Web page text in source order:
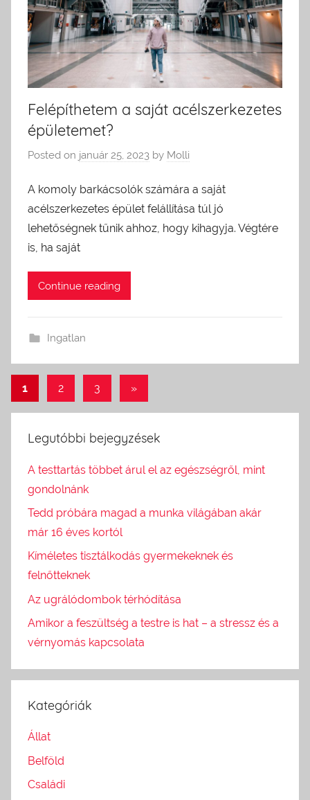
Felépíthetem a saját acélszerkezetes
épületemet?
Posted on január 25, 2023 by Molli
A komoly barkácsolók számára a saját
acélszerkezetes épület felállítása túl jó
lehetőségnek tűnik ahhoz, hogy kihagyja. Végtére
is, ha saját
Continue reading
Ingatlan
Bejegyzés
navigáció
1 2 3
Next
»
Legutóbbi bejegyzések
A testtartás többet árul el az egészségről, mint
gondolnánk
Tedd próbára magad a munka világában akár
már 16 éves kortól
Kíméletes tisztálkodás gyermekeknek és
felnőtteknek
Az ugrálódombok térhódítása
Amikor a feszültség a testre is hat – a stressz és a
vérnyomás kapcsolata
Kategóriák
Állat
Belföld
Családi